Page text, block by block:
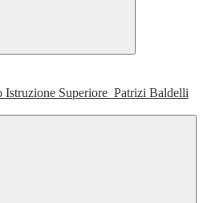
Istruzione Superiore Patrizi Baldelli